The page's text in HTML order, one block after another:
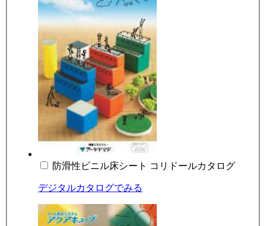
防滑性ビニル床シート コリドールカタログ
デジタルカタログでみる